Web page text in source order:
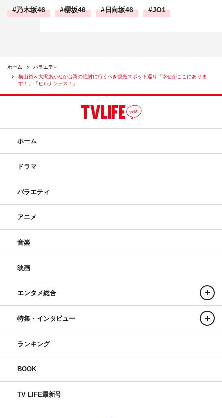
乃木坂46 櫻坂46 日向坂46 JO1
ホーム
バラエティ
横山裕＆大沢あかねが台湾の絶対に行くべき観光スポット巡り「幸せがここにありま
す！」『ヒルナンデス！』
ホーム
ドラマ
バラエティ
アニメ
音楽
映画
エンタメ総合
特集・インタビュー
ランキング
BOOK
TV LIFE最新号